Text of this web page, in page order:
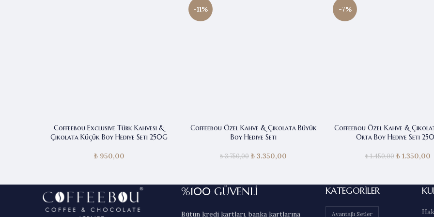
Coffeebou Exclusive Türk Kahvesi &
Çikolata Küçük Boy Hediye Seti 250G
₺950,00
-11%
Coffeebou Özel Kahve & Çikolata Büyük
Boy Hediye Seti
₺3.750,00
Orijinal fiyat:
₺ 3.350,00
-7%
Coffeebou Özel Kahve &
Orta Boy Hediye Seti
₺1.450,00
Orijinal
₺1.350,00
%100 GÜVENLİ
Bütün kredi kartları, banka kartlarına
KATEGORILER
Avantajlı Setler